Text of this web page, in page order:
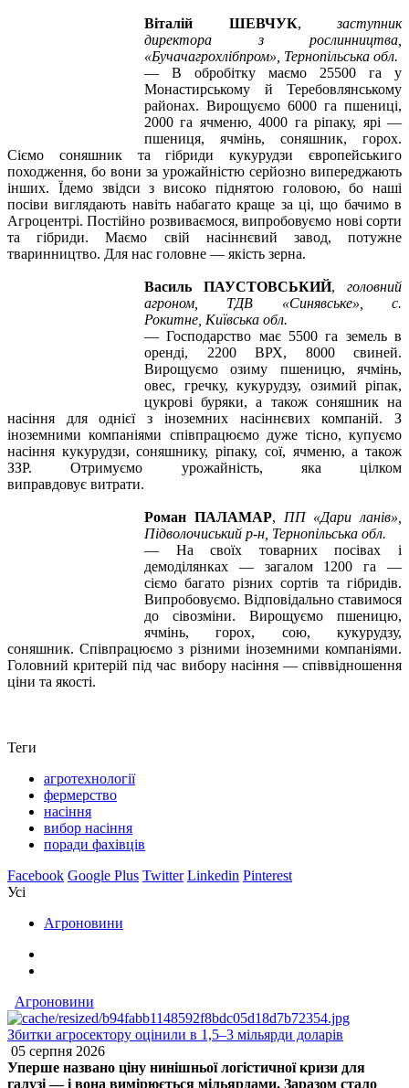
Віталій ШЕВЧУК,заступник
директора з рослинництва,
«Бучачагрохлібпром», Тернопільська обл.
—
В обробітку маємо 25500 га у
Монастирському й Теребовлянському
районах. Вирощуємо 6000 га пшениці,
2000 га ячменю, 4000 га ріпаку, ярі —
пшениця, ячмінь, соняшник, горох.
Сіємо соняшник та гібриди кукурудзи європейськиго
походження, бо вони за урожайністю серйозно випереджають
інших. Їдемо звідси з високо піднятою головою, бо наші
посіви виглядають навіть набагато краще за ці, що бачимо в
Агроцентрі. Постійно розвиваємося, випробовуємо нові сорти
та гібриди. Маємо свій насіннєвий завод, потужне
тваринництво. Для нас головне — якість зерна.
Василь ПАУСТОВСЬКИЙ, головний
агроном, ТДВ «Синявське», с.
Рокитне, Київська обл.
— Господарство має 5500 га земель в
оренді, 2200 ВРХ, 8000 свиней.
Вирощуємо озиму пшеницю, ячмінь,
овес, гречку, кукурудзу, озимий ріпак,
цукрові буряки, а також соняшник на
насіння для однієї з іноземних насіннєвих компаній. З
іноземними компаніями співпрацюємо дуже тісно, купуємо
насіння кукурудзи, соняшнику, ріпаку, сої, ячменю, а також
ЗЗР. Отримуємо урожайність, яка цілком
виправдовує витрати.
Роман ПАЛАМАР, ПП «Дари ланів»,
Підволочиський р-н, Тернопільська обл.
—
На своїх товарних посівах і
демоділянках — загалом 1200 га —
сіємо багато різних сортів та гібридів.
Випробовуємо. Відповідально ставимося
до сівозміни. Вирощуємо пшеницю,
ячмінь, горох, сою, кукурудзу,
соняшник. Співпрацюємо з різними іноземними компаніями.
Головний критерій під час вибору насіння — співвідношення
ціни та якості.
Теги
агротехнології
фермерство
насіння
вибор насіння
поради фахівців
Facebook Google Plus Twitter Linkedin Pinterest
Усі
Агроновини
Агроновини
Збитки агросектору оцінили в 1,5–3 мільярди доларів
05 серпня 2026
Уперше названо ціну нинішньої логістичної кризи для
галузі — і вона вимірюється мільярдами. Заразом стало